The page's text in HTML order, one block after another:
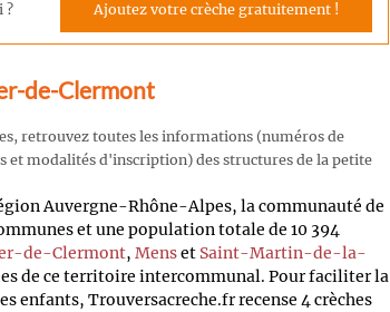
? Ajoutez votre crèche gratuitement !
de-Clermont
retrouvez toutes les informations (numéros de
et modalités d'inscription) des structures de la petite
Auvergne-Rhône-Alpes, la communauté de
et une population totale de 10 394
de-Clermont, Menset Saint-Martin-de-la-
de ce territoire intercommunal. Pour faciliter la
enfants, Trouversacreche.fr recense 4 crèches